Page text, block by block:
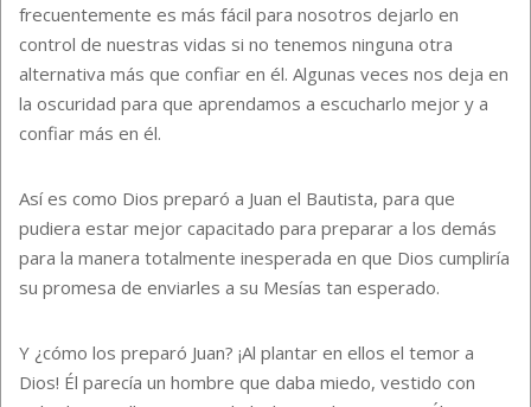
frecuentemente es más fácil para nosotros dejarlo en
control de nuestras vidas si no tenemos ninguna otra
alternativa más que confiar en él. Algunas veces nos deja en
la oscuridad para que aprendamos a escucharlo mejor y a
confiar más en él.
Así es como Dios preparó a Juan el Bautista, para que
pudiera estar mejor capacitado para preparar a los demás
para la manera totalmente inesperada en que Dios cumpliría
su promesa de enviarles a su Mesías tan esperado.
Y ¿cómo los preparó Juan? ¡Al plantar en ellos el temor a
Dios! Él parecía un hombre que daba miedo, vestido con